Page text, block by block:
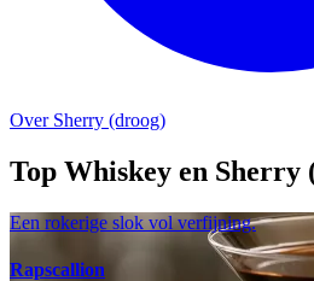
Over Sherry (droog)
Top Whiskey en Sherry
Een rokerige slok vol verfijning.
Rapscallion